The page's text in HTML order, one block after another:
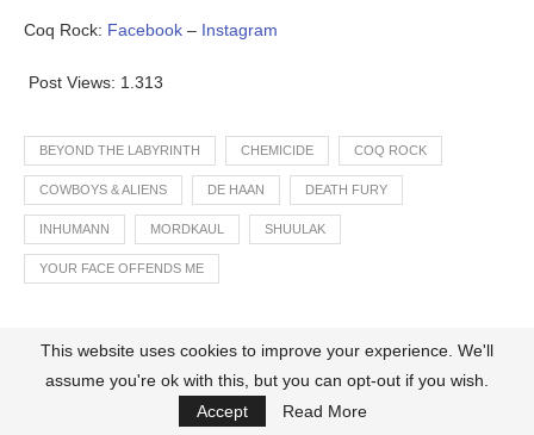
Coq Rock: Facebook – Instagram
Post Views: 1.313
BEYOND THE LABYRINTH CHEMICIDE COQ ROCK
COWBOYS & ALIENS DE HAAN DEATH FURY
INHUMANN MORDKAUL SHUULAK
YOUR FACE OFFENDS ME
0
This website uses cookies to improve your experience. We'll
assume you're ok with this, but you can opt-out if you wish.
Accept
Read More